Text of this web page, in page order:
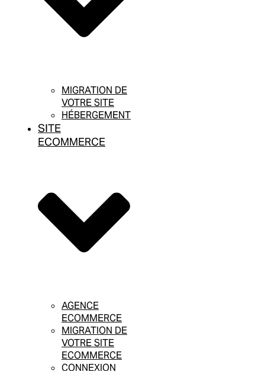
MIGRATION DE
VOTRE SITE
HÉBERGEMENT
SITE
ECOMMERCE
AGENCE
ECOMMERCE
MIGRATION DE
VOTRE SITE
ECOMMERCE
CONNEXION